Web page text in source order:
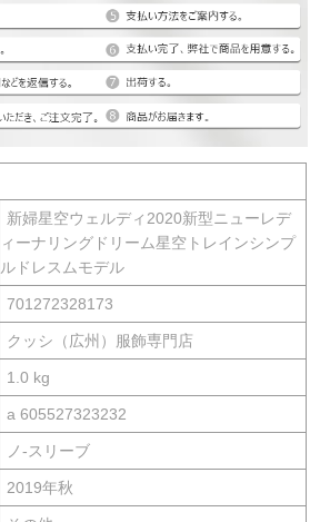
新婦星空ウェルディ2020新型ニューレデ
ィーナリングドリーム星空トレインシンプ
ルドレスムモデル
701272328173
クッシ（広州）服飾専門店
1.0 kg
a 605527323232
ノ-スリーブ
2019年秋